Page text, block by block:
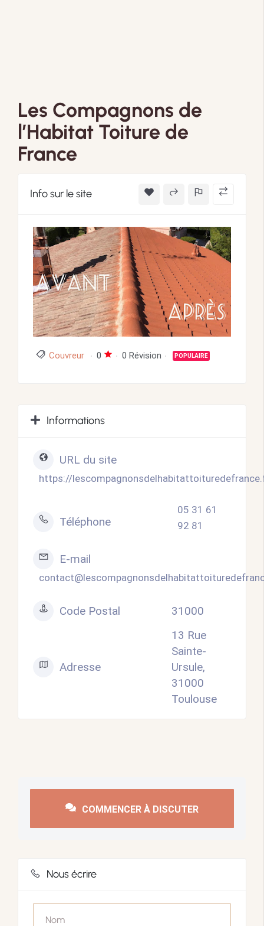
Les Compagnons de
l’Habitat Toiture de
France
Info sur le site
Couvreur 0 0 Révision POPULAIRE
Informations
URL du site
https://
Téléphone
05 31 61
92 81
E-mail
Code Postal 31000
Adresse
13 Rue
Sainte-
Ursule,
31000
Toulouse
COMMENCER À DISCUTER
Nous écrire